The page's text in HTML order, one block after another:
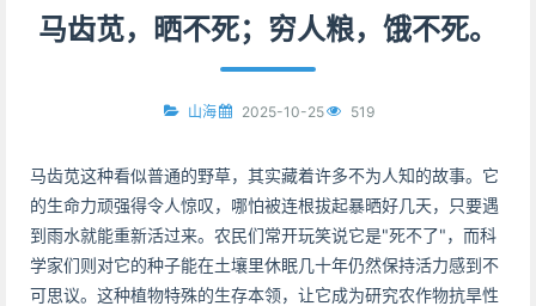
马齿苋，晒不死；穷人粮，饿不死。
山海 2025-10-25 519
马齿苋这种看似普通的野草，其实藏着许多不为人知的故事。它
的生命力顽强得令人惊叹，哪怕被连根拔起暴晒好几天，只要遇
到雨水就能重新活过来。农民们常开玩笑说它是"死不了"，而科
学家们则对它的种子能在土壤里休眠几十年仍然保持活力感到不
可思议。这种植物特殊的生存本领，让它成为研究农作物抗旱性